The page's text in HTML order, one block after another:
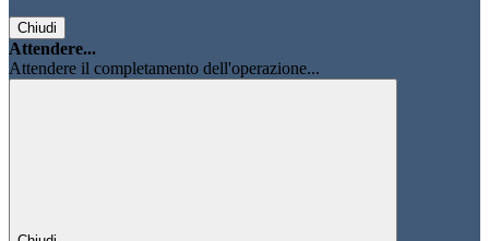
Chiudi
Attendere...
Attendere il completamento dell'operazione...